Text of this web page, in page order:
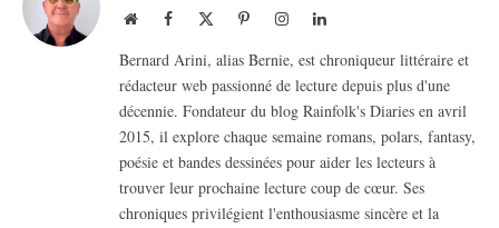
WebsiteFacebook PinterestInstagramLinkedIn
Bernard Arini, alias Bernie, est chroniqueur littéraire et
rédacteur web passionné de lecture depuis plus d'une
décennie. Fondateur du blog Rainfolk's Diaries en avril
2015, il explore chaque semaine romans, polars, fantasy,
poésie et bandes dessinées pour aider les lecteurs à
trouver leur prochaine lecture coup de cœur. Ses
chroniques privilégient l'enthousiasme sincère et la